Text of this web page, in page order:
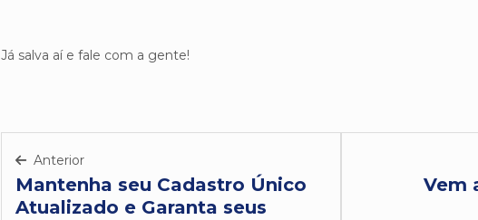
Já salva aí e fale com a gente!
Anterior
Mantenha seu Cadastro Único
Atualizado e Garanta seus
Vem